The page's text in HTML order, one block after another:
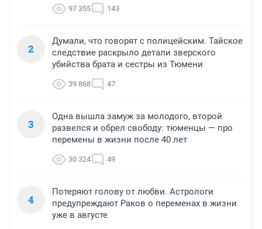
97 355 143
2
Думали, что говорят с полицейским. Тайское
следствие раскрыло детали зверского
убийства брата и сестры из Тюмени
39 868 47
3
Одна вышла замуж за молодого, второй
развелся и обрел свободу: тюменцы — про
перемены в жизни после 40 лет
30 324 49
4
Потеряют голову от любви. Астрологи
предупреждают Раков о переменах в жизни
уже в августе